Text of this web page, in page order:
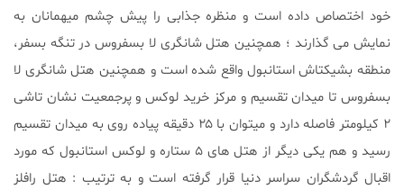
خود اختصاص داده است و منظره جذابی را پیش چشم میهمانان به
نمایش می ‌گذارند ؛ همچنین هتل شانگری لا بسفروس در تنگه بسفر،
منطقه بشیکتاش استانبول واقع شده است و همچنین هتل شانگری لا
بسفروس تا میدان تقسیم و مرکز خرید لوکس و پرجمعیت نشان تاشی
۲ کیلومتر فاصله دارد و میتوان با ۲۵ دقیقه پیاده روی به میدان تقسیم
رسید و هم یکی دیگر از هتل ‌های ۵ ستاره و لوکس استانبول که مورد
اقبال گردشگران سراسر دنیا قرار گرفته است و به ترتیب : هتل رافلز